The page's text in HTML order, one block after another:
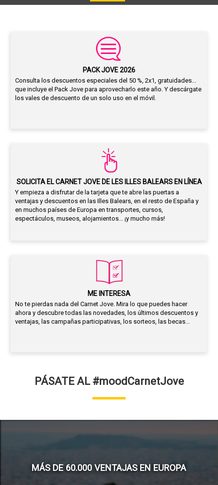
PACK JOVE 2026
Consulta los descuentos especiales del 50 %, 2x1, gratuidades...
que incluye el Pack Jove para aprovecharlo este año. Y descárgate
los vales de descuento de un solo uso en el móvil.
SOLICITA EL CARNET JOVE DE LES ILLES BALEARS EN LÍNEA
Y empieza a disfrutar de la tarjeta que te abre las puertas a
ventajas y descuentos en las Illes Balears, en el resto de España y
en muchos países de Europa en transportes, cursos,
espectáculos, museos, alojamientos... ¡y mucho más!
ME INTERESA
No te pierdas nada del Carnet Jove. Mira lo que puedes hacer
ahora y descubre todas las novedades, los últimos descuentos y
ventajas, las campañas participativas, los sorteos, las becas...
PÁSATE AL #moodCarnetJove
MÁS DE 60.000 VENTAJAS EN EUROPA